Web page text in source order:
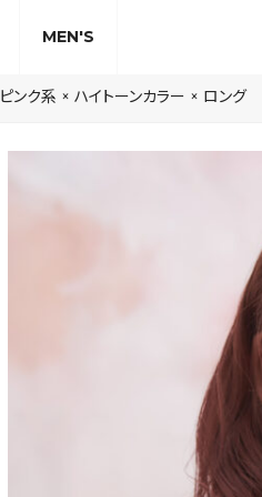
MEN'S
ピンク系 × ハイトーンカラー × ロング